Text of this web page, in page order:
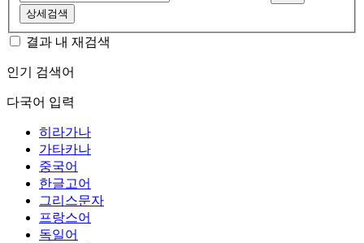
상세검색
결과 내 재검색
인기 검색어
다국어 입력
히라가나
가타카나
중국어
한글고어
그리스문자
프랑스어
독일어